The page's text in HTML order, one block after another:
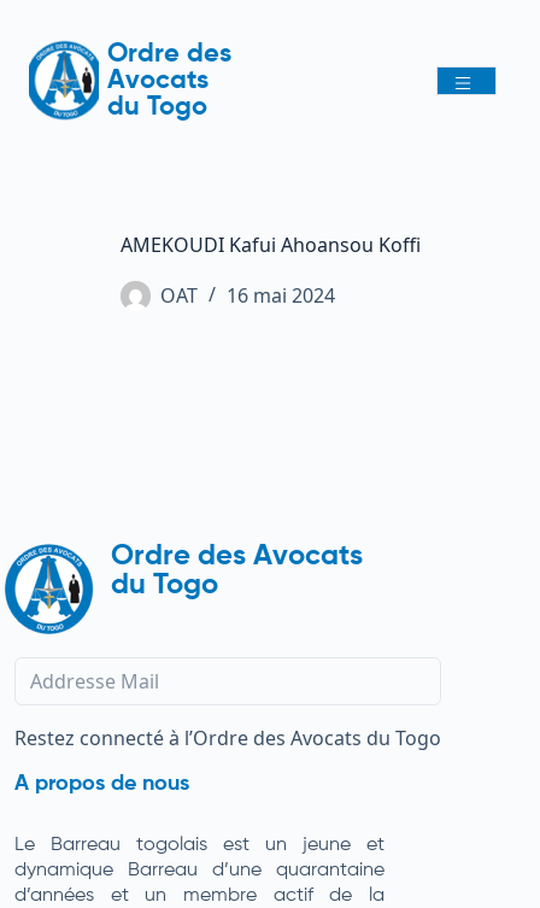
Ordre des
Avocats
du Togo
AMEKOUDI Kafui Ahoansou Koffi
OAT
16 mai 2024
Ordre des Avocats
du Togo
Restez connecté à l’Ordre des Avocats du Togo
A propos de nous
Le Barreau togolais est un jeune et
dynamique Barreau d’une quarantaine
d’années et un membre actif de la